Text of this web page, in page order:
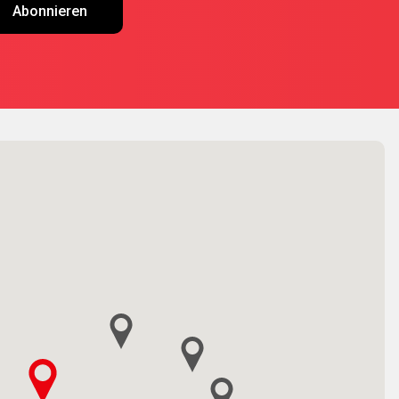
Abonnieren